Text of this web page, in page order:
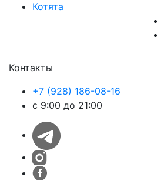
Котята
Контакты
+7 (928) 186-08-16
с 9:00 до 21:00